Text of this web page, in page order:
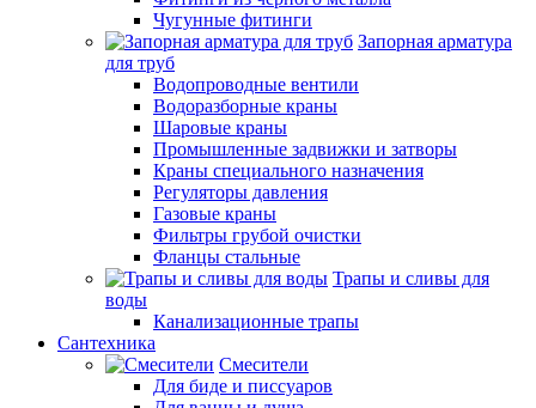
Чугунные фитинги
Запорная арматура
для труб
Водопроводные вентили
Водоразборные краны
Шаровые краны
Промышленные задвижки и затворы
Краны специального назначения
Регуляторы давления
Газовые краны
Фильтры грубой очистки
Фланцы стальные
Трапы и сливы для
воды
Канализационные трапы
Сантехника
Смесители
Для биде и писсуаров